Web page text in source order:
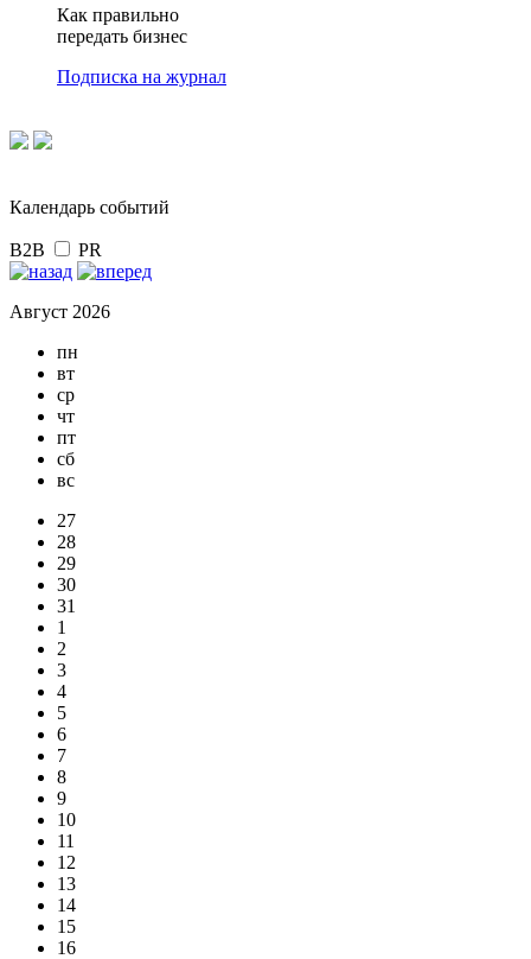
Как правильно
передать бизнес
Подписка на журнал
Календарь событий
B2B PR
Август 2026
пн
вт
ср
чт
пт
сб
вс
27
28
29
30
31
1
2
3
4
5
6
7
8
9
10
11
12
13
14
15
16